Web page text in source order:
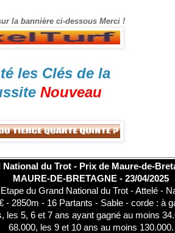
la bannière ci-dessous Merci !
les Clés de la
Nouveau
National du Trot - Prix de Maure-de-
MAURE-DE-BRETAGNE - 23/04/2025
du Grand National du Trot - Attelé -
- 2850m - 16 Partants - Sable - corde : à
les 5, 6 et 7 ans ayant gagné au moins
68.000, les 9 et 10 ans au moins 130.000.